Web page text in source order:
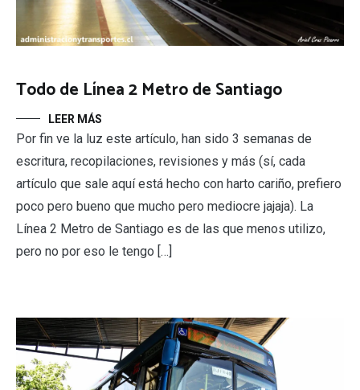
Todo de Línea 2 Metro de Santiago
LEER MÁS
Por fin ve la luz este artículo, han sido 3 semanas de
escritura, recopilaciones, revisiones y más (sí, cada
artículo que sale aquí está hecho con harto cariño, prefiero
poco pero bueno que mucho pero mediocre jajaja). La
Línea 2 Metro de Santiago es de las que menos utilizo,
pero no por eso le tengo […]